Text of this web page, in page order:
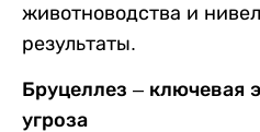
животноводства и
результаты.
Бруцеллез – ключевая
угроза